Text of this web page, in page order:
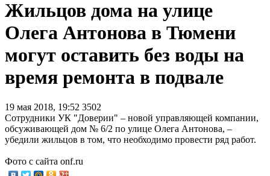
Жильцов дома на улице
Олега Антонова в Тюмени
могут оставить без воды на
время ремонта в подвале
19 мая 2018, 19:52 3502
Сотрудники УК "Доверии" – новой управляющей компании,
обсуживающей дом № 6/2 по улице Олега Антонова, –
убедили жильцов в том, что необходимо провести ряд работ.
Фото с сайта onf.ru